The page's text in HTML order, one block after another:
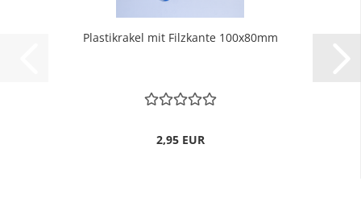
Plastikrakel mit Filzkante 100x80mm
2,95 EUR